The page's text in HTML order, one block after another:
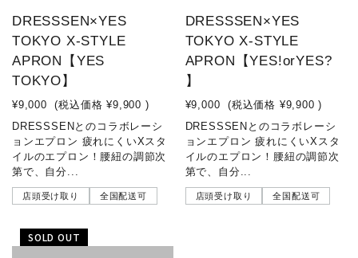
DRESSSEN×YES
TOKYO X-STYLE
APRON【YES
TOKYO】
¥9,000 (税込価格 ¥9,900 )
DRESSSENとのコラボレーシ
ョンエプロン 疲れにくいXスタ
イルのエプロン！腰紐の調節次
第で、自分...
店頭受け取り 全国配送可
DRESSSEN×YES
TOKYO X-STYLE
APRON【YES!orYES?
】
¥9,000 (税込価格 ¥9,900 )
DRESSSENとのコラボレーシ
ョンエプロン 疲れにくいXスタ
イルのエプロン！腰紐の調節次
第で、自分...
店頭受け取り 全国配送可
SOLD OUT